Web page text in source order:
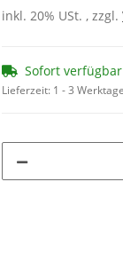
inkl. 20% USt. , zzgl.
Sofort verfügbar
Lieferzeit: 1 - 3 Werktage